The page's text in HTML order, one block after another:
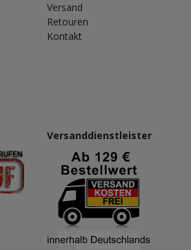
Versand
Retouren
Kontakt
Versanddienstleister